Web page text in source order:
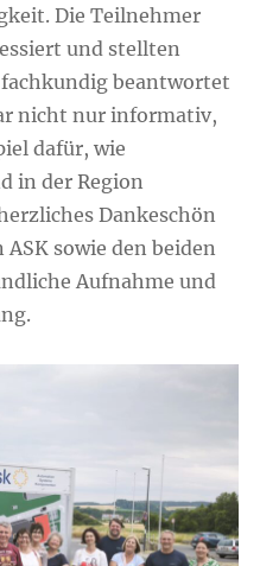
Die Teilnehmer
und stellten
beantwortet
nicht nur informativ,
dafür, wie
in der Region
Dankeschön
sowie den beiden
Aufnahme und